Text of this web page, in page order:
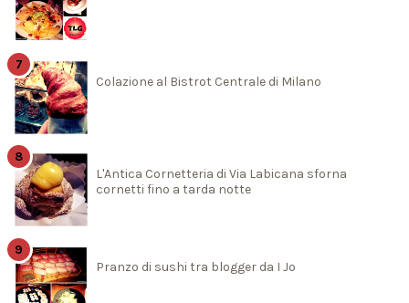
Colazione al Bistrot Centrale di Milano
L'Antica Cornetteria di Via Labicana sforna
cornetti fino a tarda notte
Pranzo di sushi tra blogger da I Jo